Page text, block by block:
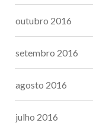
outubro 2016
setembro 2016
agosto 2016
julho 2016